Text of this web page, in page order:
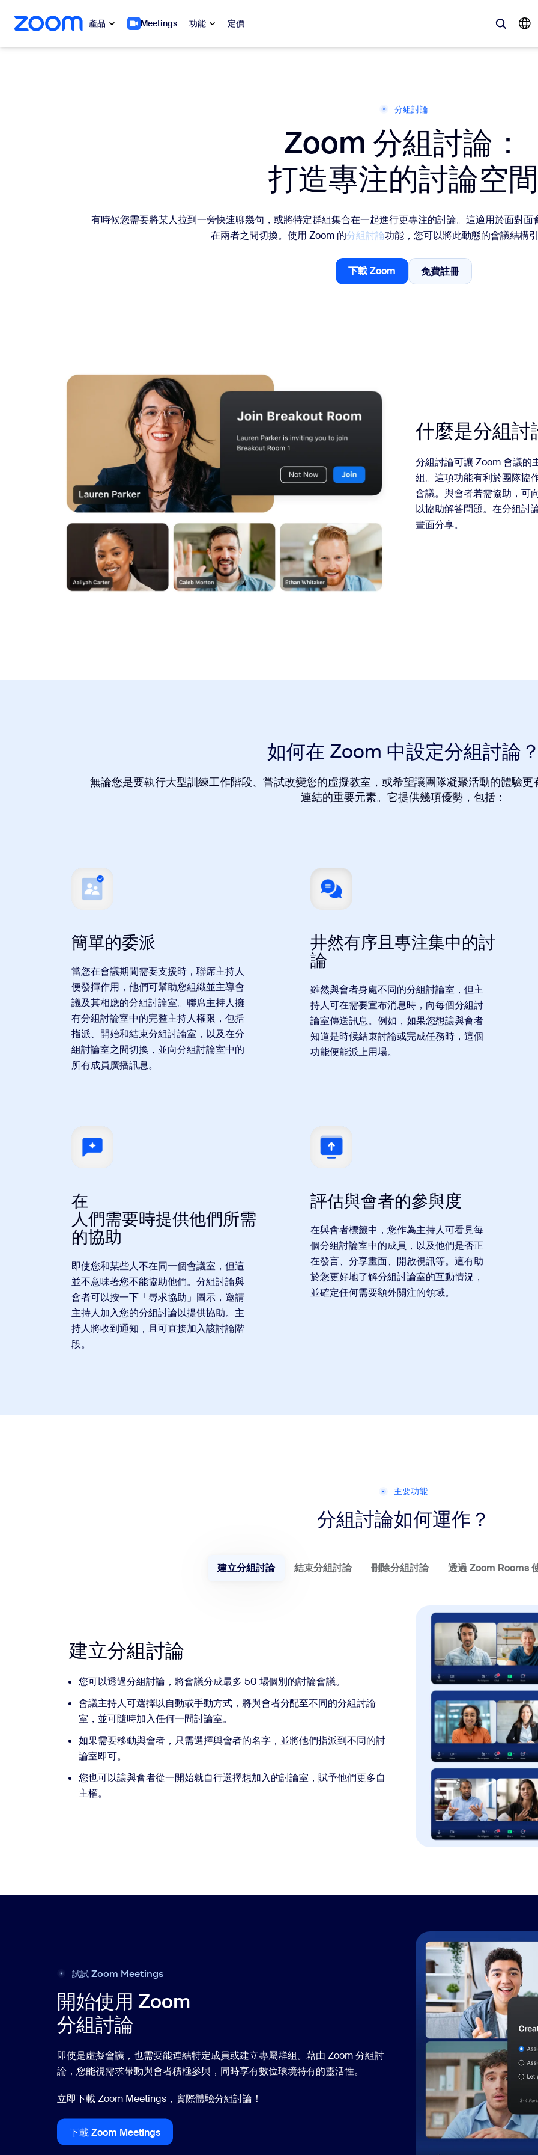
至主要內容
至協助聊天 產品 Meetings 功能 定價
My Notes
Phone
Contact Center 客
Bonsai
分組討論
Zoom 分組討論：
打造專注的討論空間
有時候您需要將某人拉到一旁快速聊幾句，或將特定群組集合在一起進行更專注的討論。這適用於面對
在兩者之間切換。使用 Zoom 的分組討論功能，您可以將此動態的會議結構引
下載 Zoom
下載 Zoom
免費註冊
免費註冊
什麼是分組討
分組討論可讓 Zoom 會議的
組。這項功能有利於團隊協
會議。與會者若需協助，可
以協助解答問題。在分組討
畫面分享。
如何在 Zoom 中設定分組討論？
無論您是要執行大型訓練工作階段、嘗試改變您的虛擬教室，或希望讓團隊凝聚活動的體驗
連結的重要元素。它提供幾項優勢，包括：
簡單的委派
當您在會議期間需要支援時，聯席主持人
便發揮作用，他們可幫助您組織並主導會
議及其相應的分組討論室。聯席主持人擁
有分組討論室中的完整主持人權限，包括
指派、開始和結束分組討論室，以及在分
組討論室之間切換，並向分組討論室中的
所有成員廣播訊息。
井然有序且專注集中的討
論
雖然與會者身處不同的分組討論室，但主
持人可在需要宣布消息時，向每個分組討
論室傳送訊息。例如，如果您想讓與會者
知道是時候結束討論或完成任務時，這個
功能便能派上用場。
在
人們需要時提供他們所需
的協助
即使您和某些人不在同一個會議室，但這
並不意味著您不能協助他們。分組討論與
會者可以按一下「尋求協助」圖示，邀請
主持人加入您的分組討論以提供協助。主
持人將收到通知，且可直接加入該討論階
段。
評估與會者的參與度
在與會者標籤中，您作為主持人可看見每
個分組討論室中的成員，以及他們是否正
在發言、分享畫面、開啟視訊等。這有助
於您更好地了解分組討論室的互動情況，
並確定任何需要額外關注的領域。
主要功能
分組討論如何運作？
建立分組討論 結束分組討論 刪除分組討論 透過 Zoom Rooms
建立分組討論
您可以透過分組討論，將會議分成最多 50 場個別的討論會議。
會議主持人可選擇以自動或手動方式，將與會者分配至不同的分組討論
室，並可隨時加入任何一間討論室。
如果需要移動與會者，只需選擇與會者的名字，並將他們指派到不同的討
論室即可。
您也可以讓與會者從一開始就自行選擇想加入的討論室，賦予他們更多自
主權。
試試 Zoom Meetings
開始使用 Zoom
分組討論
即使是虛擬會議，也需要能連結特定成員或建立專屬群組。藉由 Zoom 分組討
論，您能視需求帶動與會者積極參與，同時享有數位環境特有的靈活性。
立即下載 Zoom Meetings，實際體驗分組討論！
下載 Zoom Meetings
下載 Zoom Meetings